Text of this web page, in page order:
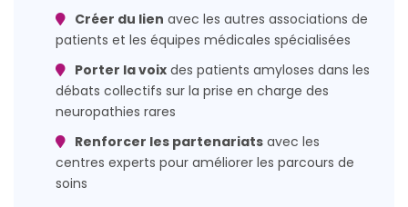
Créer du lien avec les autres associations de
patients et les équipes médicales spécialisées
Porter la voix des patients amyloses dans les
débats collectifs sur la prise en charge des
neuropathies rares
Renforcer les partenariats avec les
centres experts pour améliorer les parcours de
soins